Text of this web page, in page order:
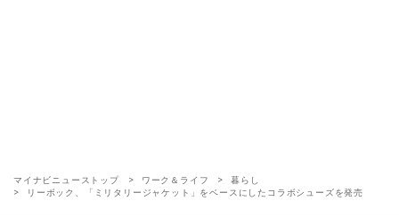
マイナビニューストップ ワーク＆ライフ
暮らし
リーボック、「ミリタリージャケット」をベースにしたコラボシューズを発売